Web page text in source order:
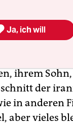
1997, aber
und am
ihrem
der
in anderen
aber vieles
Ja, ich will